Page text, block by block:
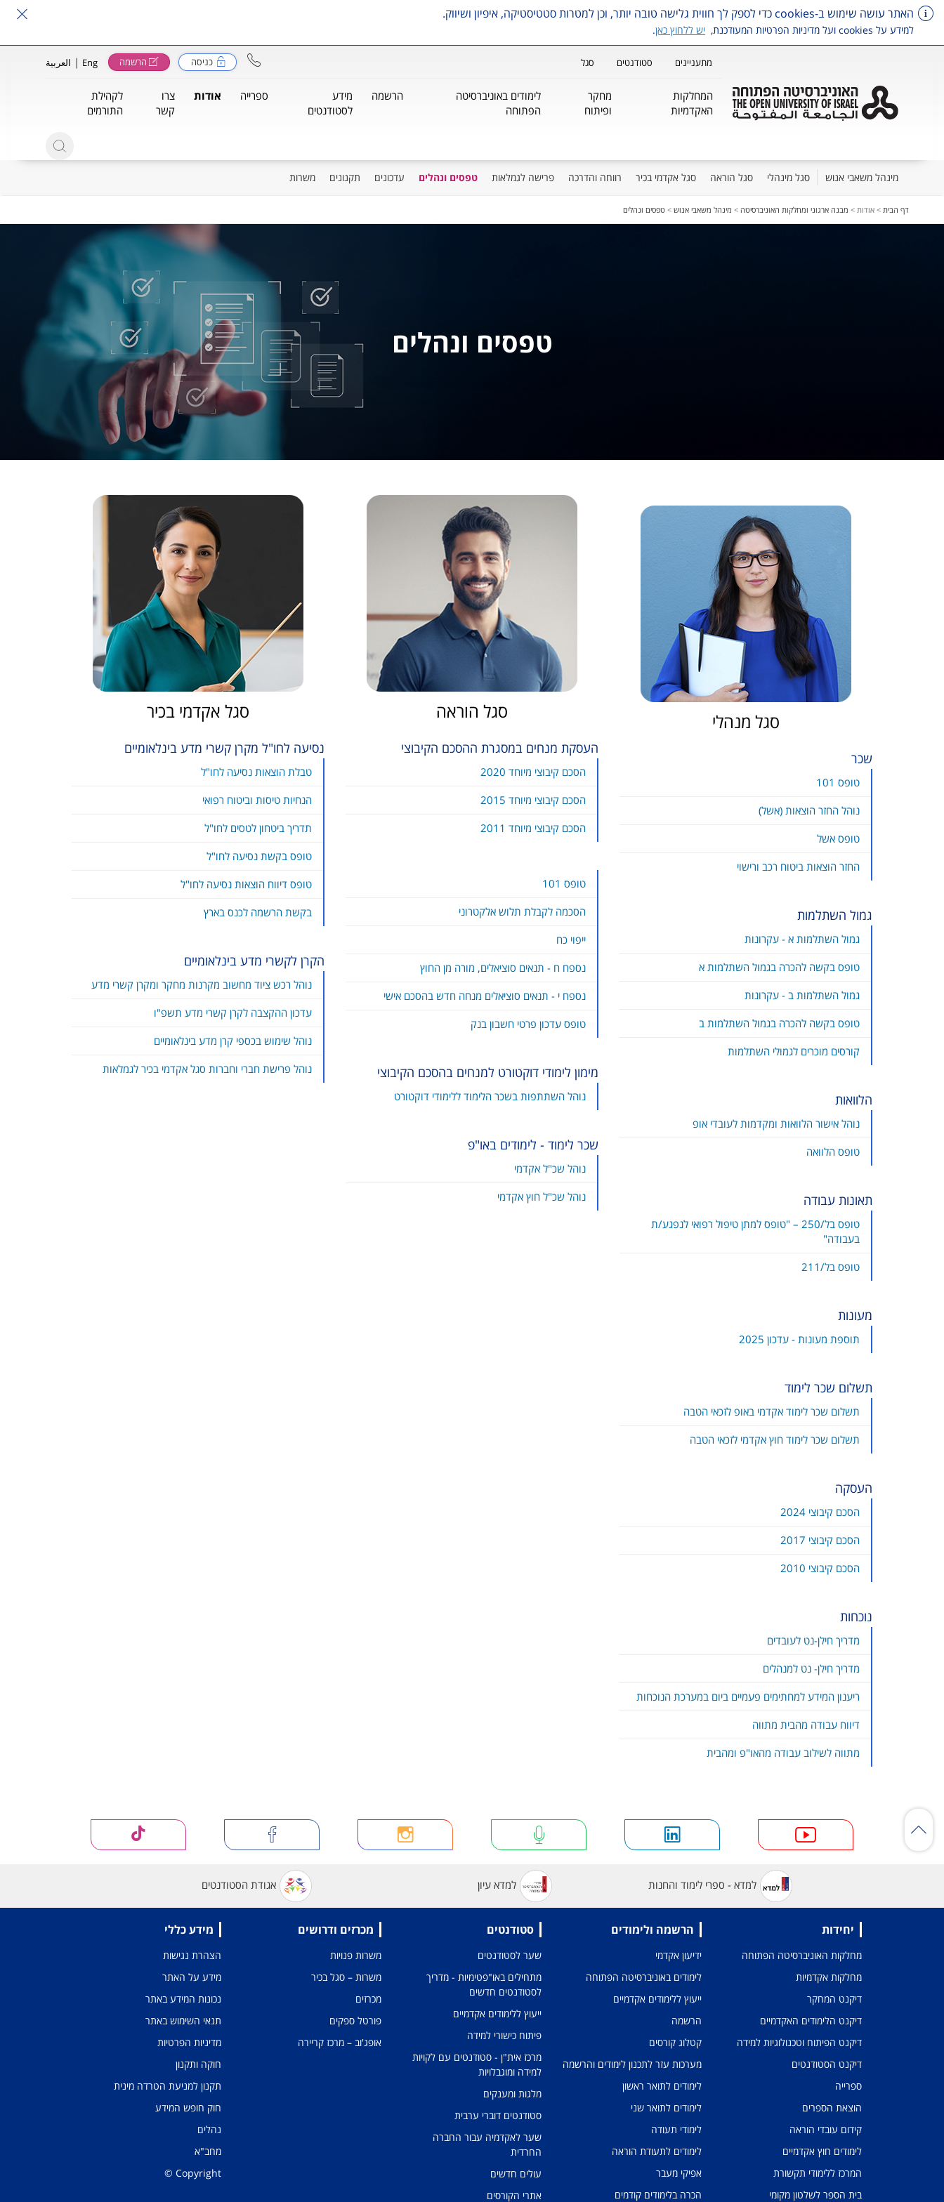
האתר עושה שימוש ב-cookies כדי לספק לך חווית גלישה טובה יותר, וכן למטרות סטטיסטיקה, איפיון ושיווק.
למידע על cookies ועל מדיניות הפרטיות המעודכנת, יש ללחוץ כאן.
מתעניינים סטודנטים סגל כניסה הרשמה Eng
| العربية
המחלקות
האקדמיות
מחקר
ופיתוח
לימודים באוניברסיטה
הפתוחה
הרשמה
מידע
לסטודנטים
ספרייה אודות
צרו
קשר
לקהילת
התורמים
מינהל משאבי אנוש סגל מינהלי סגל הוראה סגל אקדמי בכיר רווחה והדרכה פרישה לגמלאות טפסים ונהלים עדכונים תקנונים משרות
דף הבית > אודות > מבנה ארגוני ומחלקות האוניברסיטה > מינהל משאבי אנוש > טפסים ונהלים
טפסים ונהלים
סגל מנהלי
שכר
טופס 101
נוהל החזר הוצאות (אשל)
טופס אשל
החזר הוצאות ביטוח רכב ורישוי
גמול השתלמות
גמול השתלמות א - עקרונות
טופס בקשה להכרה בגמול השתלמות א
גמול השתלמות ב - עקרונות
טופס בקשה להכרה בגמול השתלמות ב
קורסים מוכרים לגמולי השתלמות
הלוואות
נוהל אישור הלוואות ומקדמות לעובדי אופ
טופס הלוואה
תאונות עבודה
טופס בל/250 – "טופס למתן טיפול רפואי לנפגע/ת
בעבודה"
טופס בל/211
מעונות
תוספת מעונות - עדכון 2025
תשלום שכר לימוד
תשלום שכר לימוד אקדמי באופ לזכאי הטבה
תשלום שכר לימוד חוץ אקדמי לזכאי הטבה
העסקה
הסכם קיבוצי 2024
הסכם קיבוצי 2017
הסכם קיבוצי 2010
נוכחות
מדריך חילן-נט לעובדים
מדריך חילן- נט למנהלים
ריענון המידע למחתימים פעמיים ביום במערכת הנוכחות
דיווח עבודה מהבית מתווה
מתווה לשילוב עבודה מהאו"פ ומהבית
סגל הוראה
העסקת מנחים במסגרת ההסכם הקיבוצי
הסכם קיבוצי מיוחד 2020
הסכם קיבוצי מיוחד 2015
הסכם קיבוצי מיוחד 2011
טופס 101
הסכמה לקבלת תלוש אלקטרוני
ייפוי כח
נספח ח - תנאים סוציאלים, מורה מן החוץ
נספח י - תנאים סוציאלים מנחה חדש בהסכם אישי
טופס עדכון פרטי חשבון בנק
מימון לימודי דוקטורט למנחים בהסכם הקיבוצי
נוהל השתתפות בשכר הלימוד ללימודי דוקטורט
שכר לימוד - לימודים באו"פ
נוהל שכ"ל אקדמי
נוהל שכ"ל חוץ אקדמי
סגל אקדמי בכיר
נסיעה לחו"ל מקרן קשרי מדע בינלאומיים
טבלת הוצאות נסיעה לחו"ל
הנחיות טיסות וביטוח רפואי
תדריך ביטחון לטסים לחו"ל
טופס בקשת נסיעה לחו"ל
טופס דיווח הוצאות נסיעה לחו"ל
בקשת הרשמה לכנס בארץ
הקרן לקשרי מדע בינלאומיים
נוהל רכש ציוד מחשוב מקרנות מחקר ומקרן קשרי מדע
עדכון ההקצבה לקרן קשרי מדע תשפ"ו
נוהל שימוש בכספי קרן מדע בינלאומיים
נוהל פרישת חברי וחברות סגל אקדמי בכיר לגמלאות
למדא - ספרי לימוד והחנות למדא עיון אגודת הסטודנטים
יחידות
מחלקות האוניברסיטה הפתוחה
מחלקות אקדמיות
דיקנט המחקר
דיקנט הלימודים האקדמיים
דיקנט הפיתוח וטכנולוגיות למידה
דיקנט הסטודנטים
ספרייה
הוצאת הספרים
קידום עובדי הוראה
לימודים חוץ אקדמיים
המרכז ללימודי תקשורת
בית הספר לשלטון מקומי
הרשמה ולימודים
ידיעון אקדמי
לימודים באוניברסיטה הפתוחה
ייעוץ ללימודים אקדמיים
הרשמה
קטלוג קורסים
מערכות עזר לתכנון לימודים והרשמה
לימודים לתואר ראשון
לימודים לתואר שני
לימודי תעודה
לימודים לתעודת הוראה
אפיקי מעבר
הכרה בלימודים קודמים
סטודנטים
שער לסטודנטים
מתחילים באו"פטימיות - מדריך
לסטודנטים חדשים
ייעוץ ללימודים אקדמיים
פיתוח כישורי למידה
מרכז אית"ן - סטודנטים עם לקויות
למידה ומוגבלויות
מלגות ומענקים
סטודנטים דוברי ערבית
שער לאקדמיה עבור החברה
החרדית
עולים חדשים
אתרי הקורסים
מכרזים ודרושים
משרות פנויות
משרות – סגל בכיר
מכרזים
פורטל ספקים
אופג'וב – מרכז קריירה
מידע כללי
הצהרת נגישות
מידע על האתר
נכונות המידע באתר
תנאי השימוש באתר
מדיניות הפרטיות
חוקה ותקנון
תקנון למניעת הטרדה מינית
חוק חופש המידע
נהלים
מחב"א
Copyright ©